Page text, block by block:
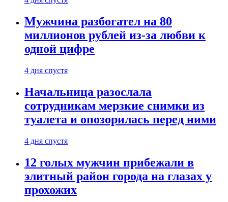
Мужчина разбогател на 80
миллионов рублей из-за любви к
одной цифре
4 дня спустя
Начальница разослала
сотрудникам мерзкие снимки из
туалета и опозорилась перед ними
4 дня спустя
12 голых мужчин прибежали в
элитный район города на глазах у
прохожих